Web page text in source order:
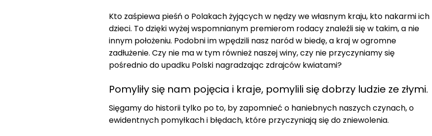
Kto zaśpiewa pieśń o Polakach żyjących w nędzy we własnym kraju, kto nakarmi ich
dzieci. To dzięki wyżej wspomnianym premierom rodacy znaleźli się w takim, a nie
innym położeniu. Podobni im wpędzili nasz naród w biedę, a kraj w ogromne
zadłużenie. Czy nie ma w tym również naszej winy, czy nie przyczyniamy się
pośrednio do upadku Polski nagradzając zdrajców kwiatami?
Pomyliły się nam pojęcia i kraje, pomylili się dobrzy ludzie ze złymi.
Sięgamy do historii tylko po to, by zapomnieć o haniebnych naszych czynach, o
ewidentnych pomyłkach i błędach, które przyczyniają się do zniewolenia.